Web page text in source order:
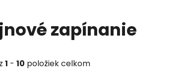
zapínanie
z 1 - 10 položiek celkom